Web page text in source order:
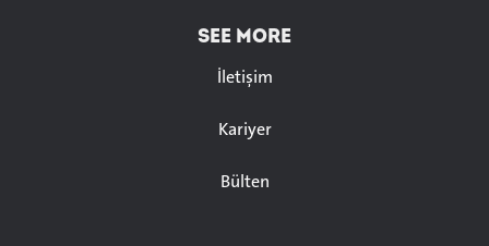
SEE MORE
İletişim
Kariyer
Bülten